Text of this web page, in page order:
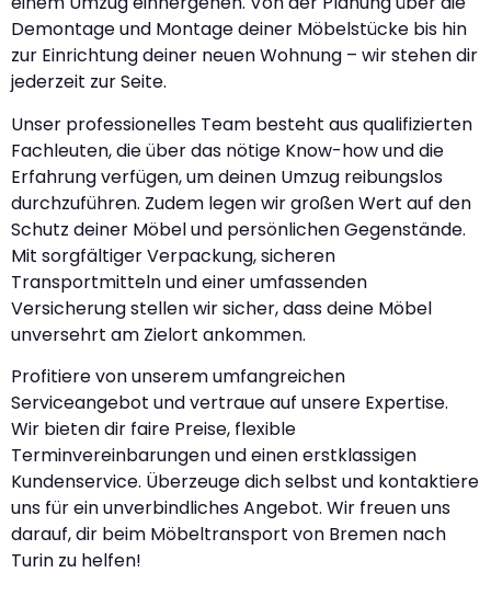
Demontage und Montage deiner Möbelstücke bis hin
zur Einrichtung deiner neuen Wohnung – wir stehen dir
jederzeit zur Seite.
Unser professionelles Team besteht aus qualifizierten
Fachleuten, die über das nötige Know-how und die
Erfahrung verfügen, um deinen Umzug reibungslos
durchzuführen. Zudem legen wir großen Wert auf den
Schutz deiner Möbel und persönlichen Gegenstände.
Mit sorgfältiger Verpackung, sicheren
Transportmitteln und einer umfassenden
Versicherung stellen wir sicher, dass deine Möbel
unversehrt am Zielort ankommen.
Profitiere von unserem umfangreichen
Serviceangebot und vertraue auf unsere Expertise.
Wir bieten dir faire Preise, flexible
Terminvereinbarungen und einen erstklassigen
Kundenservice. Überzeuge dich selbst und kontaktiere
uns für ein unverbindliches Angebot. Wir freuen uns
darauf, dir beim Möbeltransport von Bremen nach
Turin zu helfen!